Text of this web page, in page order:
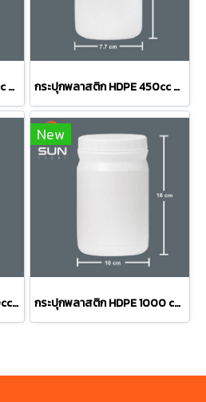
กระปุกพลาสติก HDPE 250cc ทรง#0.250-02 สีขาว กระปุกพลาสติก HDPE 450cc ทรง#0.450-01 สีขาว
กระปุกพลาสติก HDPE 1000cc ทรง#0104 สีขาว
New
กระปุกพลาสติก HDPE 1000 cc ทรง#0105 สีนม